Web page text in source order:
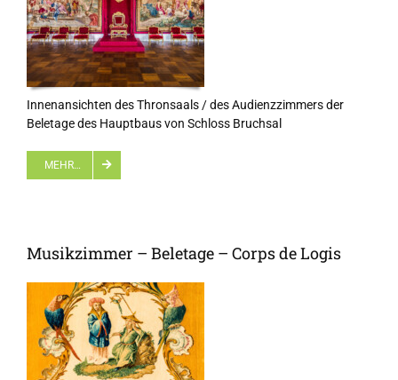
Innenansichten des Thronsaals / des Audienzzimmers der
Beletage des Hauptbaus von Schloss Bruchsal
MEHR…
Musikzimmer – Beletage – Corps de Logis